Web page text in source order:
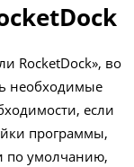
RocketDock», во
необходимые
если
программы,
по умолчанию,